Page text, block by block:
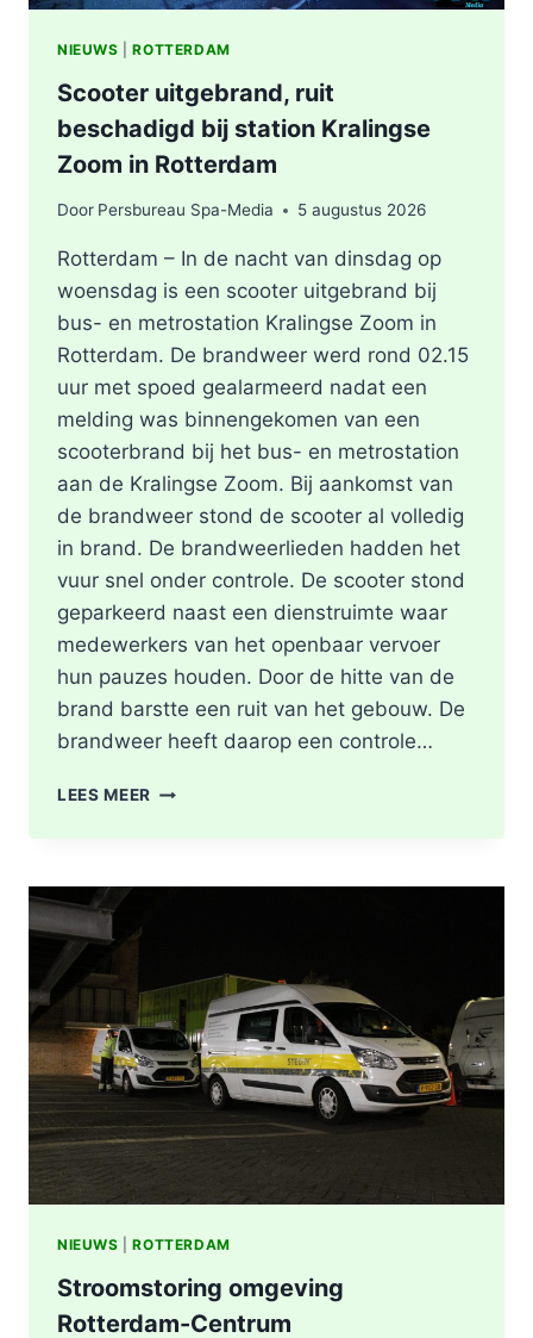
NIEUWS |ROTTERDAM
Scooter uitgebrand, ruit
beschadigd bij station Kralingse
Zoom in Rotterdam
Door Persbureau Spa-Media 5 augustus 2026
Rotterdam – In de nacht van dinsdag op
woensdag is een scooter uitgebrand bij
bus- en metrostation Kralingse Zoom in
Rotterdam. De brandweer werd rond 02.15
uur met spoed gealarmeerd nadat een
melding was binnengekomen van een
scooterbrand bij het bus- en metrostation
aan de Kralingse Zoom. Bij aankomst van
de brandweer stond de scooter al volledig
in brand. De brandweerlieden hadden het
vuur snel onder controle. De scooter stond
geparkeerd naast een dienstruimte waar
medewerkers van het openbaar vervoer
hun pauzes houden. Door de hitte van de
brand barstte een ruit van het gebouw. De
brandweer heeft daarop een controle…
LEES MEER SCOOTER
BIJ
IN
ROTTERDAM
NIEUWS |ROTTERDAM
Stroomstoring omgeving
Rotterdam-Centrum